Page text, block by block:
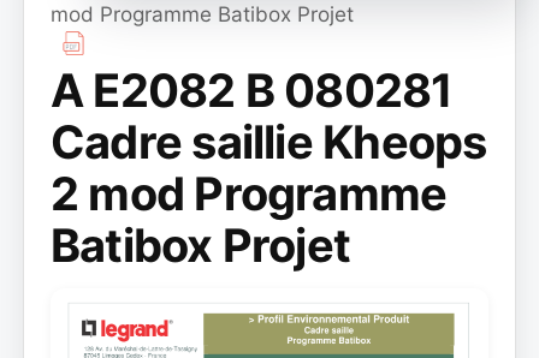
mod Programme Batibox Projet
A E2082 B 080281
Cadre saillie Kheops
2 mod Programme
Batibox Projet